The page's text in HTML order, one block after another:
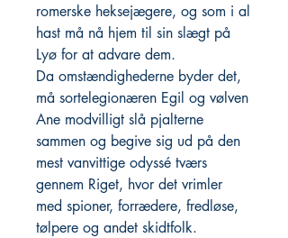
romerske heksejægere, og som i al
hast må nå hjem til sin slægt på
Lyø for at advare dem.
Da omstændighederne byder det,
må sortelegionæren Egil og vølven
Ane modvilligt slå pjalterne
sammen og begive sig ud på den
mest vanvittige odyssé tværs
gennem Riget, hvor det vrimler
med spioner, forrædere, fredløse,
tølpere og andet skidtfolk.